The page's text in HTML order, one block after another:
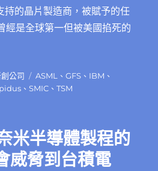
的晶片製造商，被賦予的任
是全球第一但被美國掐死的
公司
標
籤
ASML 、GFS 、 IBM 、
、SMIC 、TSM
米半導體製程的
威脅到台積電